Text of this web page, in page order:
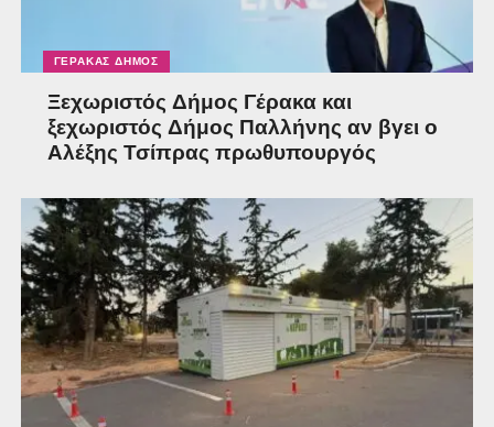
ΓΈΡΑΚΑΣ ΔΉΜΟΣ
Ξεχωριστός Δήμος Γέρακα και
ξεχωριστός Δήμος Παλλήνης αν βγει ο
Αλέξης Τσίπρας πρωθυπουργός